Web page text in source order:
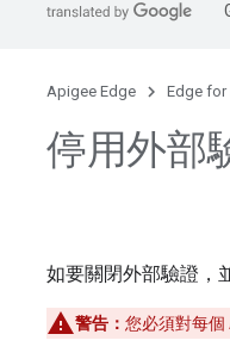
Apigee Edge Edge for
停用外部
如要關閉外部驗證，
警告： 您必須對每個